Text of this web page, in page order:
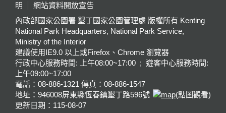
明
網站資料開放宣告
內政部國家公園署 墾丁國家公園管理處 版權所有 Kenting
National Park Headquarters, National Park Service,
Ministry of the Interior
建議使用IE9.0 以上或Firefox、Chrome 瀏覽器
行政中心服務時間: 上午08:00~17:00 ; 遊客中心服務時間:
上午09:00~17:00
電話：08-886-1321 傳真：08-886-1547
地址：946008屏東縣恆春鎮墾丁路596號
(點圖觀看)
更新日期： 115-08-07